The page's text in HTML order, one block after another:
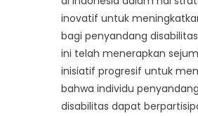
inovatif untuk
bagi penyandang
ini telah menerapkan
inisiatif progresif untuk
bahwa individu penyandang
disabilitas dapat